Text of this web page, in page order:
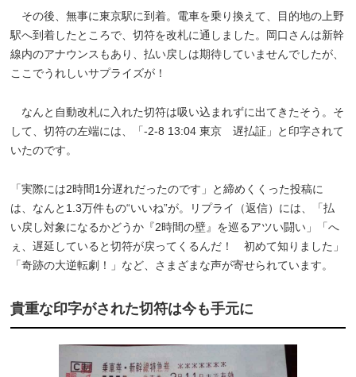
その後、無事に東京駅に到着。電車を乗り換えて、目的地の上野
駅へ到着したところで、切符を改札に通しました。岡口さんは新幹
線内のアナウンスもあり、払い戻しは期待していませんでしたが、
ここでうれしいサプライズが！
なんと自動改札に入れた切符は吸い込まれずに出てきたそう。そ
して、切符の左端には、「-2-8 13:04 東京 遅払証」と印字されて
いたのです。
「実際には2時間1分遅れだったのです」と締めくくった投稿に
は、なんと1.3万件もの“いいね”が。リプライ（返信）には、「払
い戻し対象になるかどうか『2時間の壁』を巡るアツい闘い」「へ
ぇ、遅延していると切符が戻ってくるんだ！ 初めて知りました」
「奇跡の大逆転劇！」など、さまざまな声が寄せられています。
貴重な印字がされた切符は今も手元に